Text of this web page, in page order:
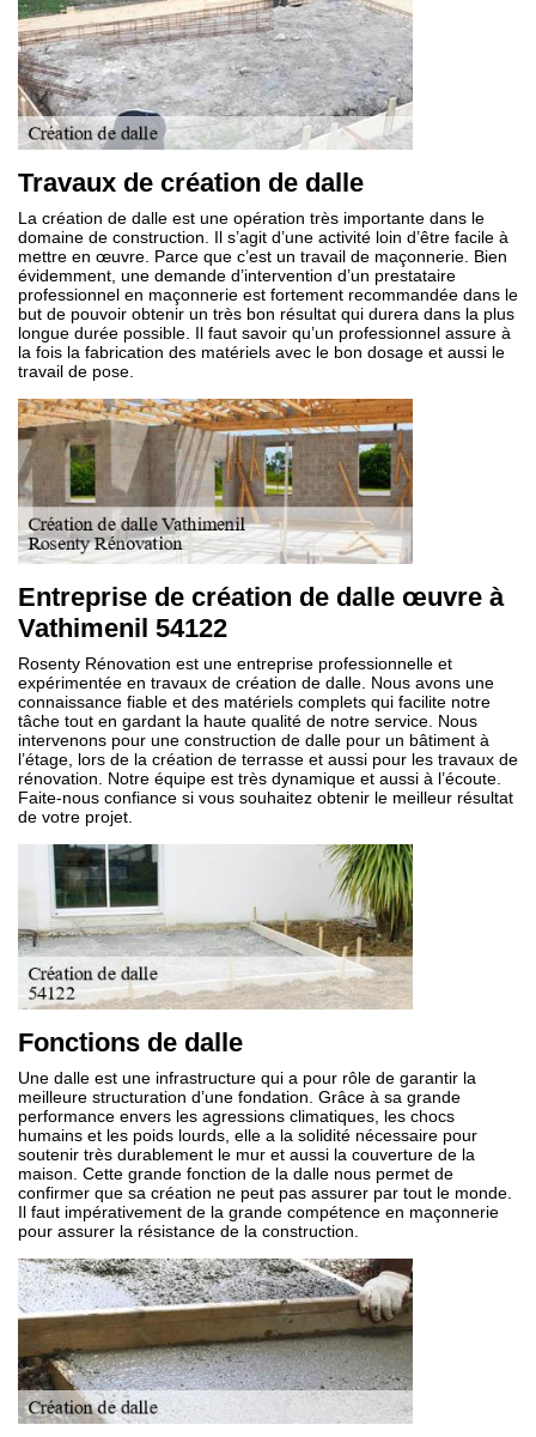
Travaux de création de dalle
La création de dalle est une opération très importante dans le
domaine de construction. Il s’agit d’une activité loin d’être facile à
mettre en œuvre. Parce que c’est un travail de maçonnerie. Bien
évidemment, une demande d’intervention d’un prestataire
professionnel en maçonnerie est fortement recommandée dans le
but de pouvoir obtenir un très bon résultat qui durera dans la plus
longue durée possible. Il faut savoir qu’un professionnel assure à
la fois la fabrication des matériels avec le bon dosage et aussi le
travail de pose.
Entreprise de création de dalle œuvre à
Vathimenil 54122
Rosenty Rénovation est une entreprise professionnelle et
expérimentée en travaux de création de dalle. Nous avons une
connaissance fiable et des matériels complets qui facilite notre
tâche tout en gardant la haute qualité de notre service. Nous
intervenons pour une construction de dalle pour un bâtiment à
l’étage, lors de la création de terrasse et aussi pour les travaux de
rénovation. Notre équipe est très dynamique et aussi à l’écoute.
Faite-nous confiance si vous souhaitez obtenir le meilleur résultat
de votre projet.
Fonctions de dalle
Une dalle est une infrastructure qui a pour rôle de garantir la
meilleure structuration d’une fondation. Grâce à sa grande
performance envers les agressions climatiques, les chocs
humains et les poids lourds, elle a la solidité nécessaire pour
soutenir très durablement le mur et aussi la couverture de la
maison. Cette grande fonction de la dalle nous permet de
confirmer que sa création ne peut pas assurer par tout le monde.
Il faut impérativement de la grande compétence en maçonnerie
pour assurer la résistance de la construction.